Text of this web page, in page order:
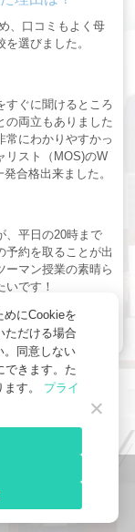
、口コミもよく母
選びました。
すぐに聞けるところ
の両立もありました
常にわかりやすかっ
リスト（MOS)のW
合格出来ました。
、平日の20時まで
予約を取ることが出
ーマン授業の素晴ら
です！
談
めにCookieを
ただける場合
。同意しない
できます。た
す。 プライ